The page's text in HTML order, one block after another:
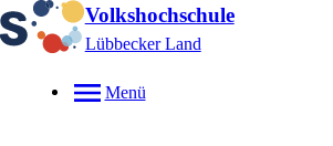
Volkshochschule
Lübbecker Land
Menü